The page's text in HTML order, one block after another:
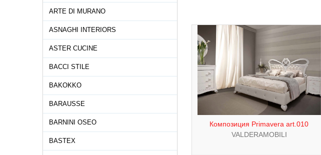
ARTE DI MURANO
ASNAGHI INTERIORS
ASTER CUCINE
BACCI STILE
BAKOKKO
BARAUSSE
BARNINI OSEO
BASTEX
Композиция Primavera art.010
VALDERAMOBILI